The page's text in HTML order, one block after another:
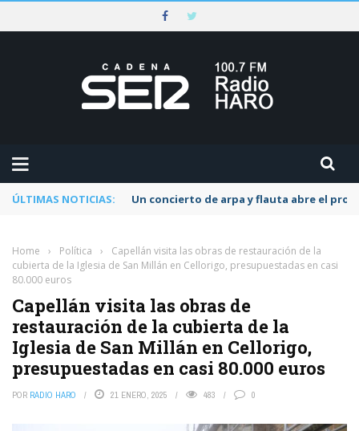
ÚLTIMAS NOTICIAS: Un concierto de arpa y flauta abre el
Home › Política ›
Capellán visita las obras de restauración de la
cubierta de la Iglesia de San Millán en Cellorigo, presupuestadas en casi
80.000 euros
Capellán visita las obras de
restauración de la cubierta de la
Iglesia de San Millán en Cellorigo,
presupuestadas en casi 80.000 euros
POR RADIO HARO 21 ENERO, 2025 483 0